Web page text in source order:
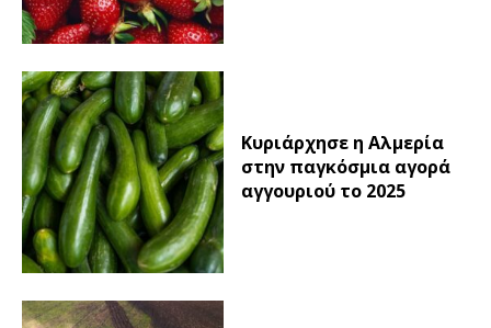
Κυριάρχησε η Αλμερία
στην παγκόσμια αγορά
αγγουριού το 2025